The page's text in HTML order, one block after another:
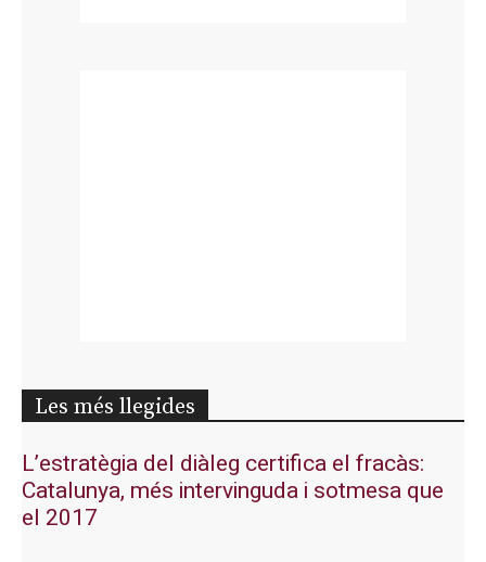
Les més llegides
L’estratègia del diàleg certifica el fracàs:
Catalunya, més intervinguda i sotmesa que
el 2017